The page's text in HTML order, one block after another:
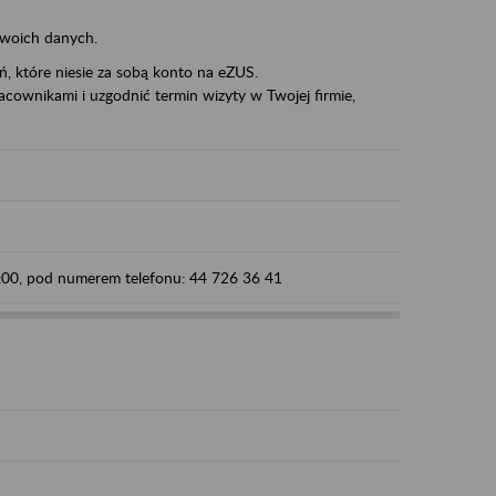
danych.
które niesie za sobą konto na eZUS.
i uzgodnić termin wizyty w Twojej firmie,
pod numerem telefonu: 44 726 36 41